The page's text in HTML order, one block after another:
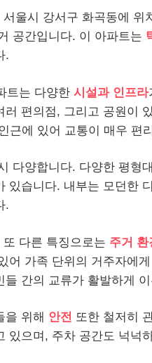
울시 강서구 화곡동에
공간입니다. 이 아파트는
.
트는 다양한 시설과 인프라
러 편의점, 그리고 공원이
근에 있어 교통이 매우 편
다양합니다. 다양한 평형
있습니다. 내부는 모던한
.
다른 특징으로는 주거 환
어 가족 단위의 거주자에
들 간의 교류가 활발하게
을 위해 안전 또한 철저히
있으며, 주차 공간도 넉넉